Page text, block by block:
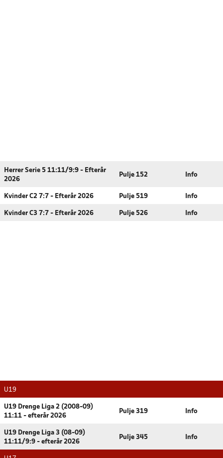
Herrer Serie 5 11:11/9:9 - Efterår
2026
Pulje 152 Info
Kvinder C2 7:7 - Efterår 2026 Pulje 519 Info
Kvinder C3 7:7 - Efterår 2026 Pulje 526 Info
U19
U19 Drenge Liga 2 (2008-09)
11:11 - efterår 2026
Pulje 319 Info
U19 Drenge Liga 3 (08-09)
11:11/9:9 - efterår 2026
Pulje 345 Info